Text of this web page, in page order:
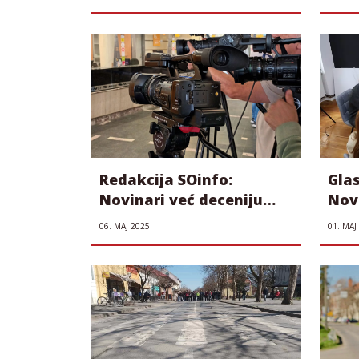
Redakcija SOinfo:
Novinari već deceniju
konstantno izloženi
targetiranju, pretnjama i
06. МАЈ 2025 01. МАЈ